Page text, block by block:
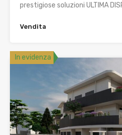
prestigiose soluzioni ULTIMA
Vendita
In evidenza